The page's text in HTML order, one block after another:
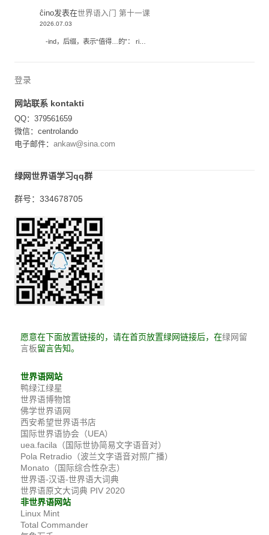
ĉino发表在世界语入门 第十一课
2026.07.03
-ind，后缀，表示“值得…的”： ri…
登录
网站联系 kontakti
QQ：379561659
微信：centrolando
电子邮件： ankaw@sina.com
绿网世界语学习qq群
群号：334678705
愿意在下面放置链接的，请在首页放置绿网链接后，在绿网留
言板留言告知。
世界语网站
鸭绿江绿星
世界语博物馆
佛学世界语网
西安希望世界语书店
国际世界语协会（UEA）
uea.facila（国际世协简易文字语音对）
Pola Retradio（波兰文字语音对照广播）
Monato（国际综合性杂志）
世界语-汉语-世界语大词典
世界语原文大词典 PIV 2020
非世界语网站
Linux Mint
Total Commander